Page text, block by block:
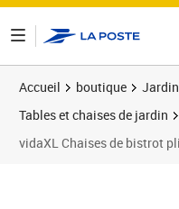
Accueil boutique Jardin
Tables et chaises de jardin
vidaXL Chaises de bistrot